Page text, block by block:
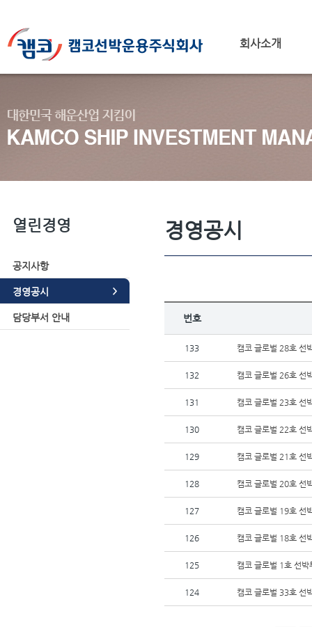
회사소개
열린경영
공지사항
경영공시
담당부서 안내
경영공시
번호
133 캠코 글로벌 28호 선
132 캠코 글로벌 26호 선
131 캠코 글로벌 23호 선
130 캠코 글로벌 22호 선
129 캠코 글로벌 21호 선
128 캠코 글로벌 20호 선
127 캠코 글로벌 19호 선
126 캠코 글로벌 18호 선
125 캠코 글로벌 1호 선
124 캠코 글로벌 33호 선